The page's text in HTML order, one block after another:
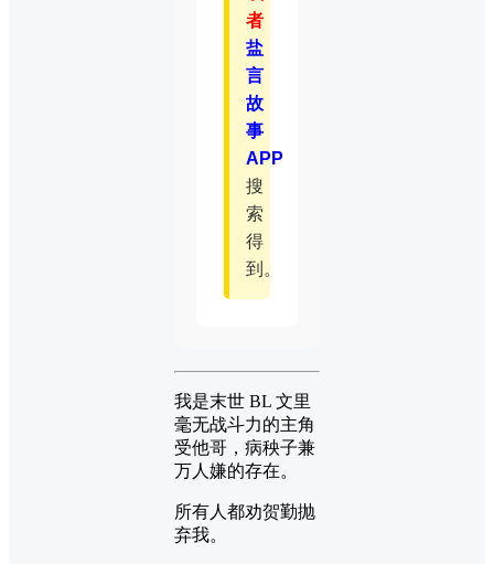
者
盐
言
故
事
APP
搜
索
得
到。
我是末世 BL 文里
毫无战斗力的主角
受他哥，病秧子兼
万人嫌的存在。
所有人都劝贺勤抛
弃我。